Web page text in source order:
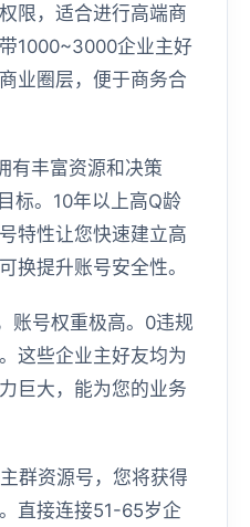
限，适合进行高端商
1000~3000企业主好
业圈层，便于商务合
有丰富资源和决策
标。10年以上高Q龄
特性让您快速建立高
换提升账号安全性。
账号权重极高。0违规
这些企业主好友均为
巨大，能为您的业务
群资源号，您将获得
直接连接51-65岁企